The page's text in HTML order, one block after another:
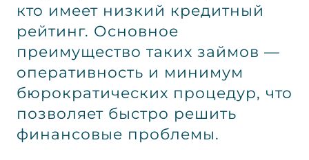
кто имеет низкий кредитный
рейтинг. Основное
преимущество таких займов —
оперативность и минимум
бюрократических процедур, что
позволяет быстро решить
финансовые проблемы.